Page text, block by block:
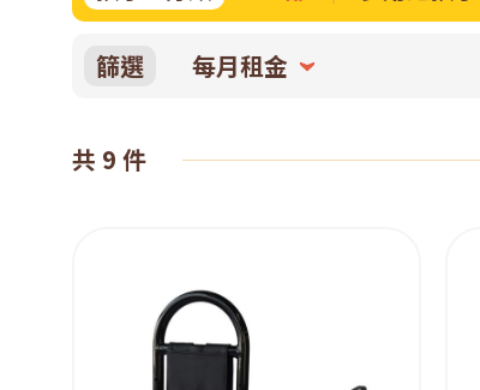
賃
篩選 每月租金
共 9 件